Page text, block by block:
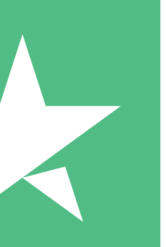
Pakete
Download-Credits. Keine
erforderlich.
10 00